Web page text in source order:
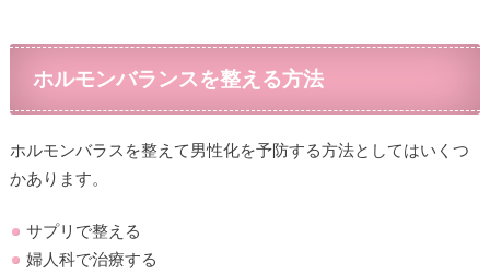
ホルモンバランスを整える方法
ホルモンバラスを整えて男性化を予防する方法としてはいくつ
かあります。
サプリで整える
婦人科で治療する